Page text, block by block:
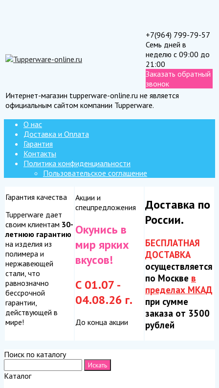
+7(964) 799-79-57
Семь дней в
неделю с 09:00 до
21:00
Заказать обратный
звонок
Интернет-магазин tupperware-online.ru не является
официальным сайтом компании Tupperware.
О нас
Доставка и Оплата
Гарантия
Контакты
Политика конфиденциальности
Пользовательское соглашение
Гарантия качества
Tupperware дает
своим клиентам 30-
летнюю гарантию
на изделия из
полимера и
нержавеющей
стали, что
равнозначно
бессрочной
гарантии,
действующей в
мире!
Акции и
спецпредложения
Окунись в
мир ярких
вкусов!
С 01.07 -
04.08.26 г.
До конца акции
Доставка по
России.
БЕСПЛАТНАЯ
ДОСТАВКА
осуществляется
по Москве в
пределах МКАД
при сумме
заказа от 3500
рублей
Поиск по каталогу
Каталог